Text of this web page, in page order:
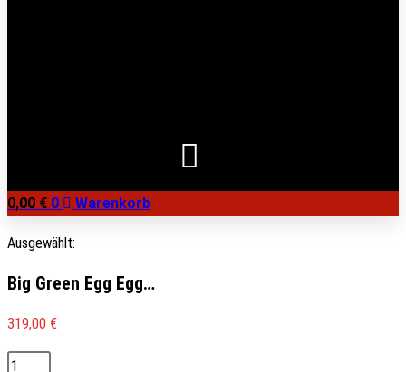
0,00 € 0 Warenkorb
Ausgewählt:
Big Green Egg Egg…
319,00 €
Big